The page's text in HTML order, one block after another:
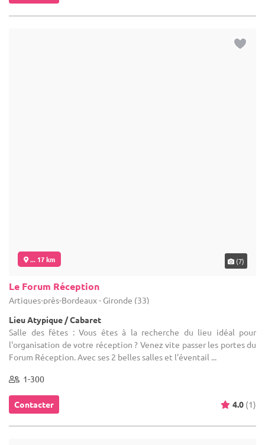
... 17 km (7)
Le Forum Réception
Artigues-près-Bordeaux - Gironde (33)
Lieu Atypique / Cabaret
Salle des fêtes : Vous êtes à la recherche du lieu idéal pour
l'organisation de votre réception ? Venez vite passer les portes du
Forum Réception. Avec ses 2 belles salles et l'éventail ...
1-300
Contacter 4.0 (1)